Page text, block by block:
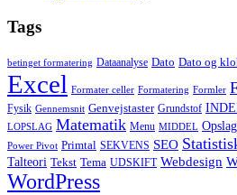
Tags
betinget formatering Dataanalyse Dato Dato og
Excel Formater celler Formatering Formler
Fysik Gennemsnit Genvejstaster Grundstof
LOPSLAG Matematik Menu MIDDEL Opslag
Power Pivot Primtal SEKVENS SEO
Talteori Tekst Tema UDSKIFT Webdesign
WordPress